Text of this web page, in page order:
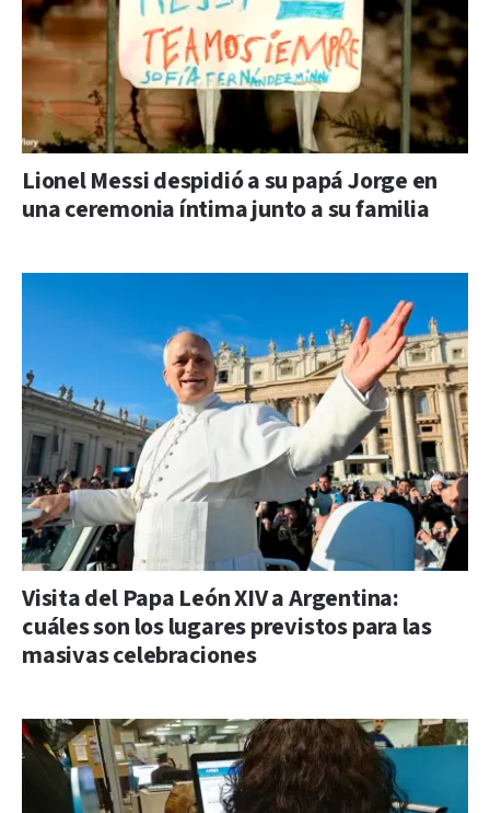
Lionel Messi despidió a su papá Jorge en
una ceremonia íntima junto a su familia
Visita del Papa León XIV a Argentina:
cuáles son los lugares previstos para las
masivas celebraciones